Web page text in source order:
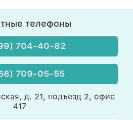
телефоны
704-40-82
709-05-55
д. 21, подъезд 2, офис
417